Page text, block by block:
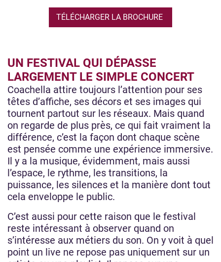
TÉLÉCHARGER LA BROCHURE
UN FESTIVAL QUI DÉPASSE
LARGEMENT LE SIMPLE CONCERT
Coachella attire toujours l’attention pour ses
têtes d’affiche, ses décors et ses images qui
tournent partout sur les réseaux. Mais quand
on regarde de plus près, ce qui fait vraiment la
différence, c’est la façon dont chaque scène
est pensée comme une expérience immersive.
Il y a la musique, évidemment, mais aussi
l’espace, le rythme, les transitions, la
puissance, les silences et la manière dont tout
cela enveloppe le public.
C’est aussi pour cette raison que le festival
reste intéressant à observer quand on
s’intéresse aux métiers du son. On y voit à quel
point un live ne repose pas uniquement sur un